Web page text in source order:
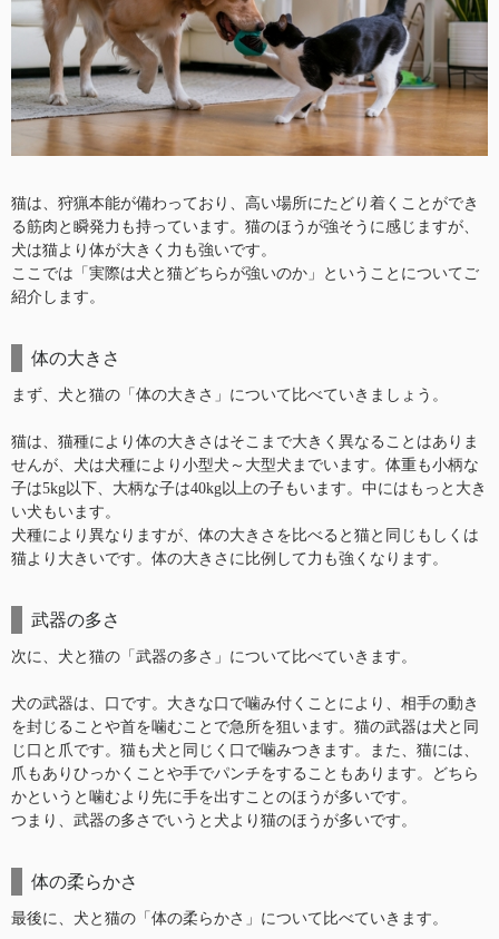
猫は、狩猟本能が備わっており、高い場所にたどり着くことができ
る筋肉と瞬発力も持っています。猫のほうが強そうに感じますが、
犬は猫より体が大きく力も強いです。
ここでは「実際は犬と猫どちらが強いのか」ということについてご
紹介します。
体の大きさ
まず、犬と猫の「体の大きさ」について比べていきましょう。
猫は、猫種により体の大きさはそこまで大きく異なることはありま
せんが、犬は犬種により小型犬～大型犬までいます。体重も小柄な
子は5kg以下、大柄な子は40kg以上の子もいます。中にはもっと大き
い犬もいます。
犬種により異なりますが、体の大きさを比べると猫と同じもしくは
猫より大きいです。体の大きさに比例して力も強くなります。
武器の多さ
次に、犬と猫の「武器の多さ」について比べていきます。
犬の武器は、口です。大きな口で噛み付くことにより、相手の動き
を封じることや首を噛むことで急所を狙います。猫の武器は犬と同
じ口と爪です。猫も犬と同じく口で噛みつきます。また、猫には、
爪もありひっかくことや手でパンチをすることもあります。どちら
かというと噛むより先に手を出すことのほうが多いです。
つまり、武器の多さでいうと犬より猫のほうが多いです。
体の柔らかさ
最後に、犬と猫の「体の柔らかさ」について比べていきます。